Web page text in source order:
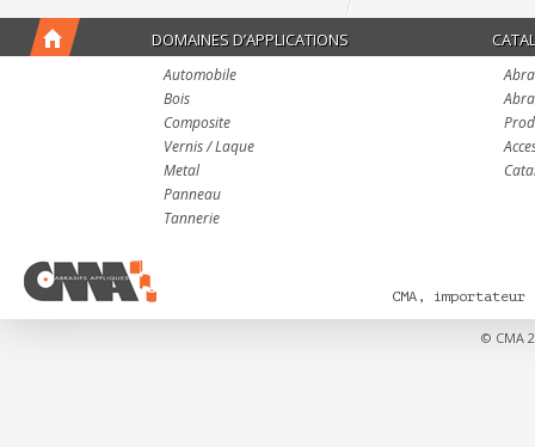
DOMAINES D’APPLICATIONS
Automobile
Bois
Composite
Vernis / Laque
Metal
Panneau
Tannerie
CMA,
© CMA